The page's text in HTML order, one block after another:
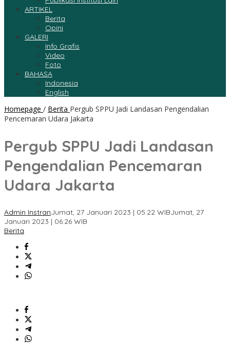
ARTIKEL
Berita
Opini
GALERI
Info Grafis
Video
Foto
BAHASA
Indonesia
English
Homepage / Berita Pergub SPPU Jadi Landasan Pengendalian
Pencemaran Udara Jakarta
Pergub SPPU Jadi Landasan
Pengendalian Pencemaran
Udara Jakarta
Admin InstranJumat, 27 Januari 2023 | 05:22 WIBJumat, 27
Januari 2023 | 06:26 WIB
Berita